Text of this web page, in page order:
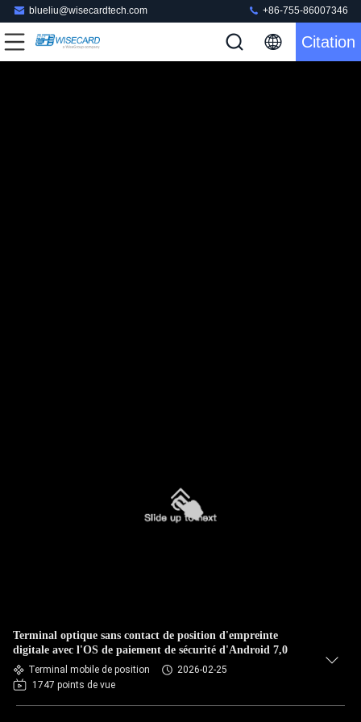
blueliu@wisecardtech.com +86-755-86007346
Citation
Terminal optique sans contact de position d'empreinte
digitale avec l'OS de paiement de sécurité d'Android 7,0
Terminal mobile de position
2026-02-25
1747 points de vue